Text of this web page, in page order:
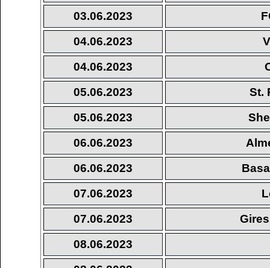
03.06.2023
04.06.2023
04.06.2023
05.06.2023
St.
05.06.2023
06.06.2023
06.06.2023
07.06.2023
07.06.2023
08.06.2023